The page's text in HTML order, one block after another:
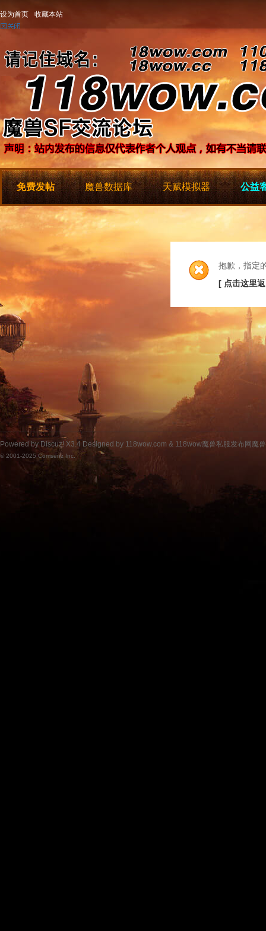
设为首页 收藏本站
免费发帖 魔兽数据库 天赋模拟器 公益
抱歉，指定
[ 点击这里
Powered by Discuz! X3.4 Designed by 118wow.com & 118wow魔兽私服发布网魔
© 2001-2025 Comsenz Inc.